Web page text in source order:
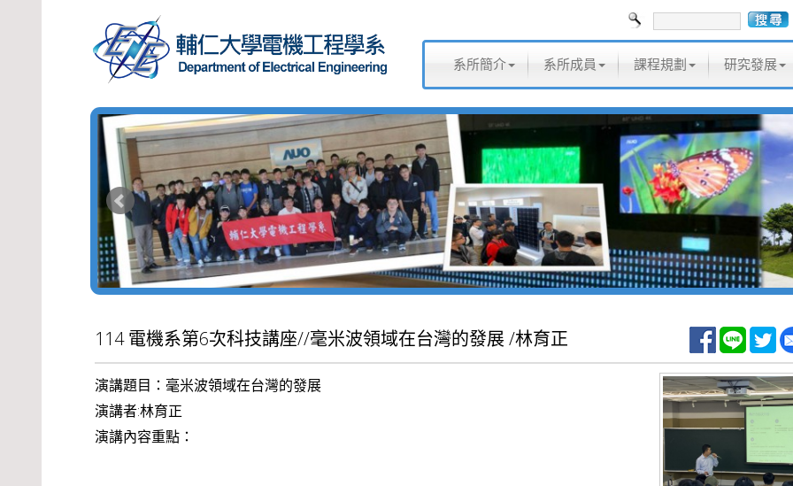
系所簡介 系所成員 課程規劃 研究發展
114 電機系第6次科技講座//毫米波領域在台灣的發展 /林育正
演講題目：毫米波領域在台灣的發展
演講者:林育正
演講內容重點：